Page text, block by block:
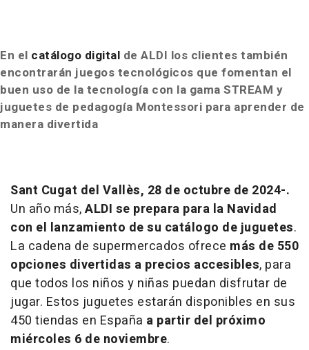
En el catálogo digital de ALDI los clientes también
encontrarán juegos tecnológicos que fomentan el
buen uso de la tecnología con la gama STREAM y
juguetes de pedagogía Montessori para aprender de
manera divertida
Sant Cugat del Vallès, 28 de octubre de 2024-.
Un año más,ALDI se prepara para la Navidad
con el lanzamiento de su catálogo de juguetes.
La cadena de supermercados ofrece más de 550
opciones divertidas a precios accesibles, para
que todos los niños y niñas puedan disfrutar de
jugar. Estos juguetes estarán disponibles en sus
450 tiendas en España a partir del próximo
miércoles 6 de noviembre.